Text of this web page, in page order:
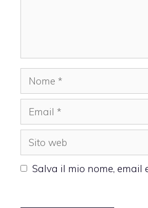
Nome
Email
Sito
web
Salva il mio nome, email